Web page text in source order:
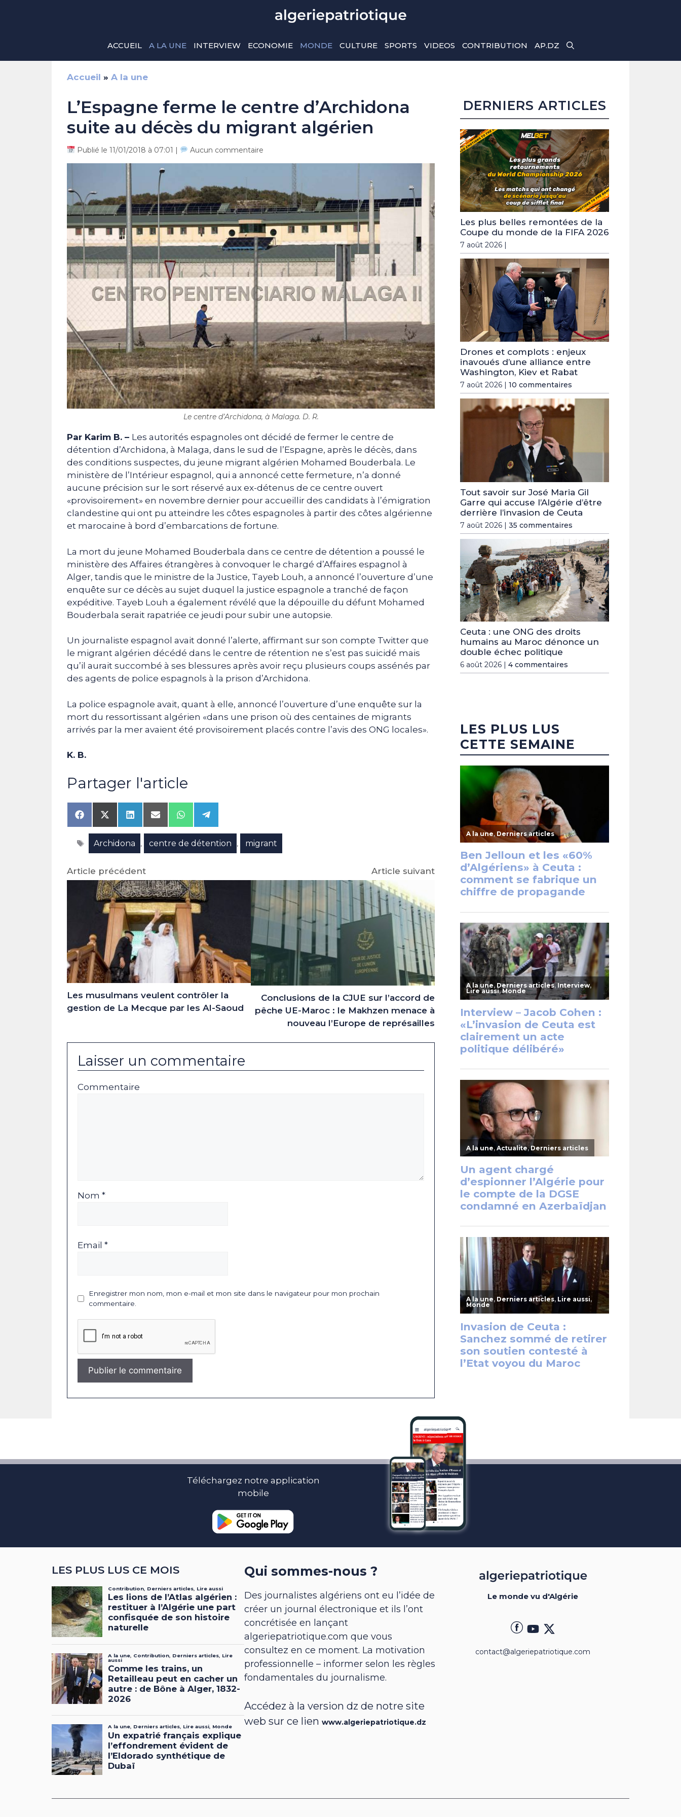
ACCUEIL A LA UNE INTERVIEW ECONOMIE MONDE CULTURE SPORTS VIDEOS CONTRIBUTION AP.DZ
Accueil » A la une
L’Espagne ferme le centre d’Archidona
suite au décès du migrant algérien
Publié le 11/01/2018 à 07:01 | Aucun commentaire
Le centre d’Archidona, à Malaga. D. R.
Par Karim B. – Les autorités espagnoles ont décidé de fermer le centre de
détention d’Archidona, à Malaga, dans le sud de l’Espagne, après le décès, dans
des conditions suspectes, du jeune migrant algérien Mohamed Bouderbala. Le
ministère de l’Intérieur espagnol, qui a annoncé cette fermeture, n’a donné
aucune précision sur le sort réservé aux ex-détenus de ce centre ouvert
«provisoirement» en novembre dernier pour accueillir des candidats à l’émigration
clandestine qui ont pu atteindre les côtes espagnoles à partir des côtes algérienne
et marocaine à bord d’embarcations de fortune.
La mort du jeune Mohamed Bouderbala dans ce centre de détention a poussé le
ministère des Affaires étrangères à convoquer le chargé d’Affaires espagnol à
Alger, tandis que le ministre de la Justice, Tayeb Louh, a annoncé l’ouverture d’une
enquête sur ce décès au sujet duquel la justice espagnole a tranché de façon
expéditive. Tayeb Louh a également révélé que la dépouille du défunt Mohamed
Bouderbala serait rapatriée ce jeudi pour subir une autopsie.
Un journaliste espagnol avait donné l’alerte, affirmant sur son compte Twitter que
le migrant algérien décédé dans le centre de rétention ne s’est pas suicidé mais
qu’il aurait succombé à ses blessures après avoir reçu plusieurs coups assénés par
des agents de police espagnols à la prison d’Archidona.
La police espagnole avait, quant à elle, annoncé l’ouverture d’une enquête sur la
mort du ressortissant algérien «dans une prison où des centaines de migrants
arrivés par la mer avaient été provisoirement placés contre l’avis des ONG locales».
K. B.
Partager l'article
Share
on
Facebook
Share
on
X
(Twitter)
Share
on
LinkedIn
Share
on
Email
Share
on
WhatsApp
Share
on
Telegram
Étiquettes
Archidona , centre de détention , migrant
Article précédent
Les musulmans veulent contrôler la
gestion de La Mecque par les Al-Saoud
Article suivant
Conclusions de la CJUE sur l’accord de
pêche UE-Maroc : le Makhzen menace à
nouveau l’Europe de représailles
Laisser un commentaire
Commentaire
Nom *
Email *
Enregistrer mon nom, mon e-mail et mon site dans le navigateur pour mon prochain
commentaire.
DERNIERS ARTICLES
Les plus belles remontées de la
Coupe du monde de la FIFA 2026
7 août 2026 |
Drones et complots : enjeux
inavoués d’une alliance entre
Washington, Kiev et Rabat
7 août 2026 | 10 commentaires
Tout savoir sur José Maria Gil
Garre qui accuse l’Algérie d’être
derrière l’invasion de Ceuta
7 août 2026 | 35 commentaires
Ceuta : une ONG des droits
humains au Maroc dénonce un
double échec politique
6 août 2026 | 4 commentaires
LES PLUS LUS
CETTE SEMAINE
Téléchargez notre application
mobile
LES PLUS LUS CE MOIS Qui sommes-nous ?
Des journalistes algériens ont eu l’idée de
créer un journal électronique et ils l’ont
concrétisée en lançant
algeriepatriotique.com que vous
consultez en ce moment. La motivation
professionnelle – informer selon les règles
fondamentales du journalisme.
Accédez à la version dz de notre site
web sur ce lienwww.algeriepatriotique.dz
Le monde vu d'Algérie
contact@algeriepatriotique.com